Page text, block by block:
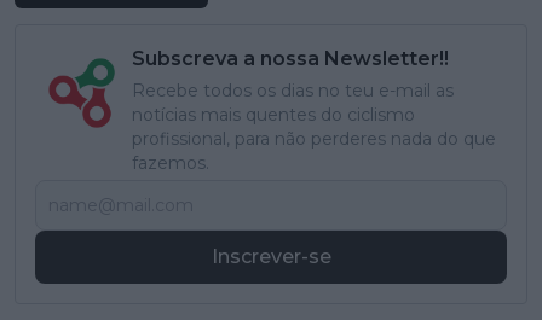
Subscreva a nossa Newsletter!!
Recebe todos os dias no teu e-mail as
notícias mais quentes do ciclismo
profissional, para não perderes nada do que
fazemos.
Inscrever-se